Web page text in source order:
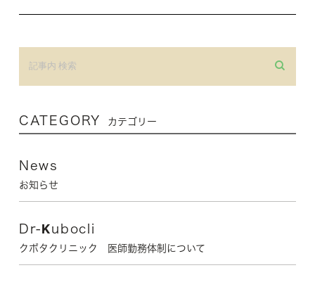
CATEGORY カテゴリー
News
お知らせ
Dr-Kubocli
クボタクリニック 医師勤務体制について